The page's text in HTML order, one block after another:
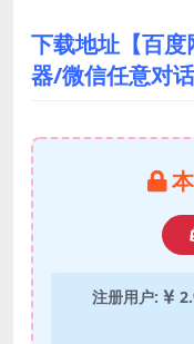
下载地址【百
器/微信任意对话
注册用户: